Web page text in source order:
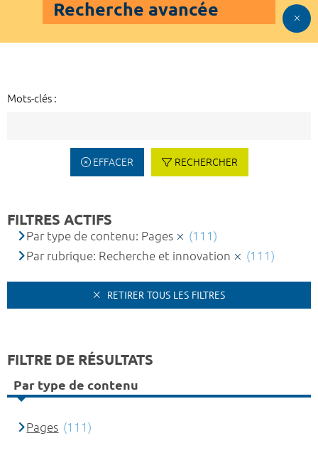
Recherche avancée
Mots-clés :
EFFACER RECHERCHER
FILTRES ACTIFS
Par type de contenu: Pages
(111)
Par rubrique: Recherche et innovation
(111)
RETIRER TOUS LES FILTRES
FILTRE DE RÉSULTATS
Par type de contenu
Pages (111)